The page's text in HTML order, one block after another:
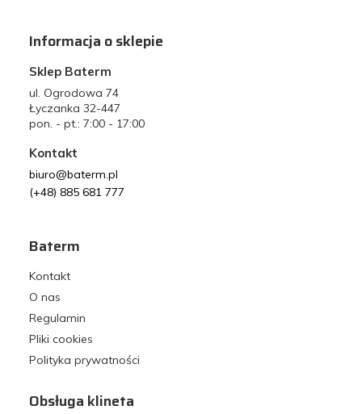
Informacja o sklepie
Sklep Baterm
ul. Ogrodowa 74
Łyczanka 32-447
pon. - pt.: 7:00 - 17:00
Kontakt
biuro@baterm.pl
(+48) 885 681 777
Baterm
Kontakt
O nas
Regulamin
Pliki cookies
Polityka prywatności
Obsługa klineta